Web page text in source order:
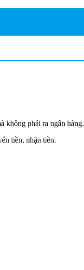
không phải ra ngân hàng.
tiền, nhận tiền.